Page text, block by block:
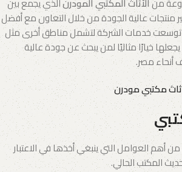
منتجات عالية الجودة من خلال التعاون مع أفضل
خدمات الشركة لتشمل مناطق أخرى مثل
خيارًا مثاليًا لمن يبحث عن جودة عالية
مصر.
مكتبي مودرن
من أهم العوامل التي ينبغي أخذها في الاعتبار
المكتب الحالي.